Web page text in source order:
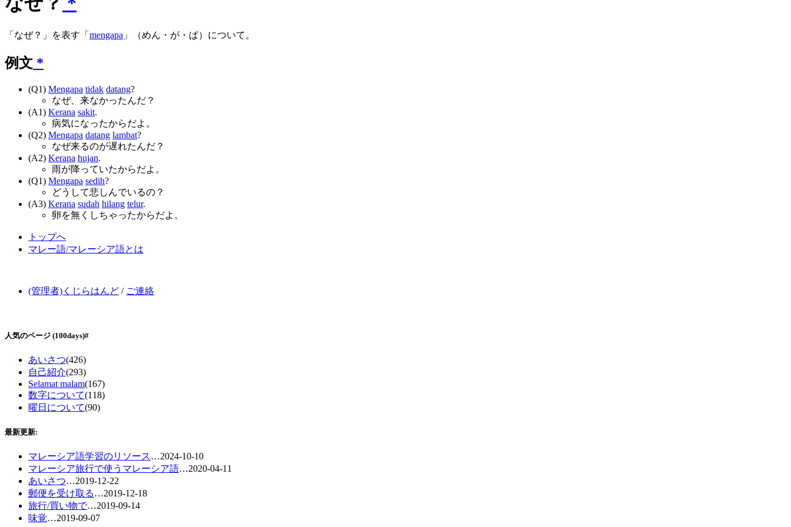
「なぜ？」を表す「 mengapa 」（めん・が・ぱ）について。
例文 *
(Q1) Mengapa tidak datang?
なぜ、来なかったんだ？
(A1) Kerana sakit.
病気になったからだよ。
(Q2) Mengapa datang lambat?
なぜ来るのが遅れたんだ？
(A2) Kerana hujan.
雨が降っていたからだよ。
(Q1) Mengapa sedih?
どうして悲しんでいるの？
(A3) Kerana sudah hilang telur.
卵を無くしちゃったからだよ。
トップへ
マレー語/マレーシア語とは
(管理者)くじらはんど / ご連絡
人気のページ (100days)#
あいさつ(426)
自己紹介(293)
Selamat malam(167)
数字について(118)
曜日について(90)
最新更新:
マレーシア語学習のリソース…2024-10-10
マレーシア旅行で使うマレーシア語…2020-04-11
あいさつ…2019-12-22
郵便を受け取る…2019-12-18
旅行/買い物で…2019-09-14
味覚…2019-09-07